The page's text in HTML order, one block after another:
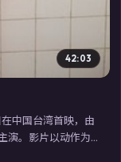
42:03
中国台湾首映，由
演。影片以动作为
出抉择；摄影与配